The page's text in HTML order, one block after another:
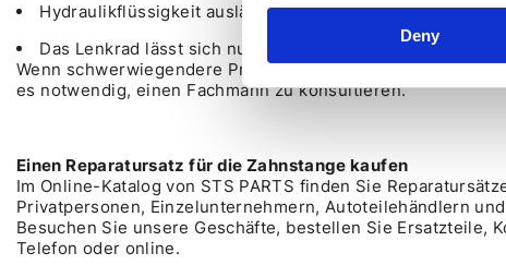
Deny
Hydraulikflüssigkeit ausläuft;
Das Lenkrad lässt sich nur noch schwer drehen, oder
Wenn schwerwiegendere Probleme auftreten — Klopfen
es notwendig, einen Fachmann zu konsultieren.
Einen Reparatursatz für die Zahnstange kaufen
Im Online-Katalog von STS PARTS finden Sie
Privatpersonen, Einzelunternehmern, Autoteilehändlern
Besuchen Sie unsere Geschäfte, bestellen Sie Ersatzteile,
Telefon oder online.